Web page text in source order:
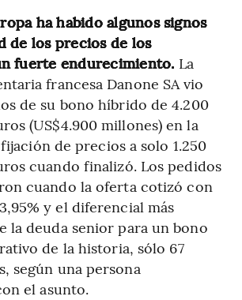
ha habido algunos signos
de los precios de los
fuerte endurecimiento. La
francesa Danone SA vio
de su bono híbrido de 4.200
(US$4.900 millones) en la
de precios a solo 1.250
cuando finalizó. Los pedidos
cuando la oferta cotizó con
y el diferencial más
la deuda senior para un bono
de la historia, sólo 67
según una persona
el asunto.